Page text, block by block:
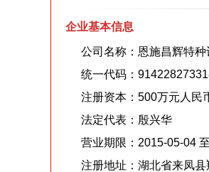
企业基本信息
公司名称：恩施昌辉特种
统一代码：
注册资本：500万元人民
法定代表：殷兴华
营业期限：2015-05-04 至
注册地址：湖北省来凤县